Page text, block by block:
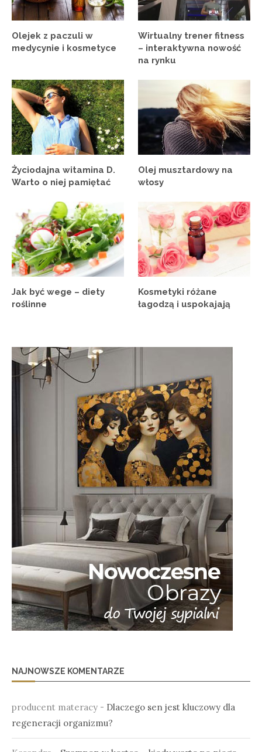
Olejek z paczuli w
medycynie i kosmetyce
Wirtualny trener fitness
– interaktywna nowość
na rynku
Życiodajna witamina D.
Warto o niej pamiętać
Olej musztardowy na
włosy
Jak być wege – diety
roślinne
Kosmetyki różane
łagodzą i uspokajają
NAJNOWSZE KOMENTARZE
producent materacy - Dlaczego sen jest kluczowy dla
regeneracji organizmu?